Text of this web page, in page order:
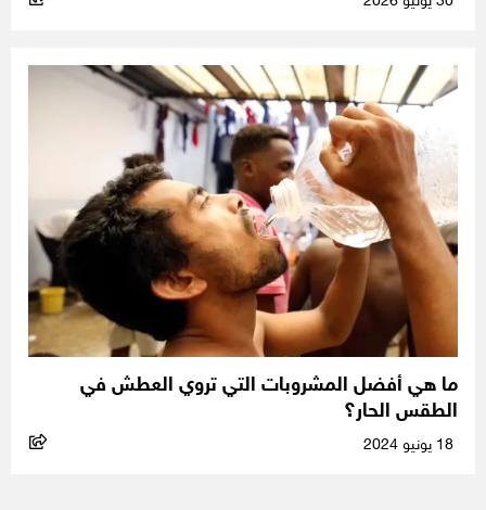
ما هي أفضل المشروبات التي تروي العطش في
الطقس الحار؟